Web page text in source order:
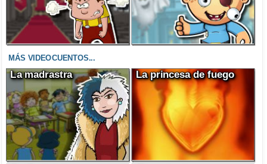
MÁS VIDEOCUENTOS...
La madrastra La princesa de fuego